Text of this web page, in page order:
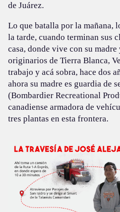
de Juárez.
Lo que batalla por la mañana,
la tarde, cuando terminan sus
casa, donde vive con su
originarios de Tierra Blanca,
trabajo y acá sobra, hace dos
ahora su madre es guardia de
(Bombardier Recreational
canadiense armadora de
tres plantas en esta frontera.